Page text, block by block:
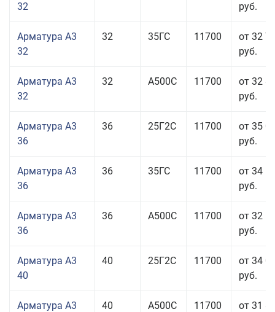
32
руб.
Арматура А3
32
32 35ГС 11700
от 32
руб.
Арматура А3
32
32 А500С 11700
от 32
руб.
Арматура А3
36
36 25Г2С 11700
от 35
руб.
Арматура А3
36
36 35ГС 11700
от 34
руб.
Арматура А3
36
36 А500С 11700
от 32
руб.
Арматура А3
40
40 25Г2С 11700
от 34
руб.
Арматура А3
40 А500С 11700
от 31